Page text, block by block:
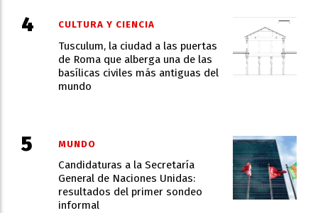
Tusculum, la ciudad a las puertas
de Roma que alberga una de las
basílicas civiles más antiguas del
mundo
CULTURA Y CIENCIA
Candidaturas a la Secretaría
General de Naciones Unidas:
resultados del primer sondeo
informal
MUNDO